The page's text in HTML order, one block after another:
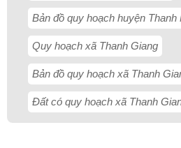
Bản đồ quy hoạch huyện Thanh
Quy hoạch xã Thanh Giang
Bản đồ quy hoạch xã Thanh
Đất có quy hoạch xã Thanh